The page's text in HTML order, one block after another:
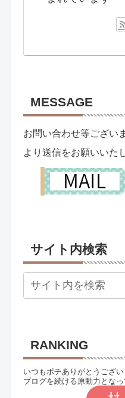
MESSAGE
お問い合わせ等ござい
より送信をお願いいた
サイト内検索
RANKING
いつもポチありがとうござい
ブログを続ける原動力となっ